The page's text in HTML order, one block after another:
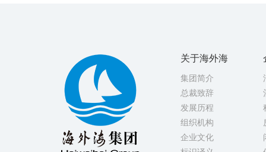
关于海外海
集团简介
总裁致辞
发展历程
组织机构
企业文化